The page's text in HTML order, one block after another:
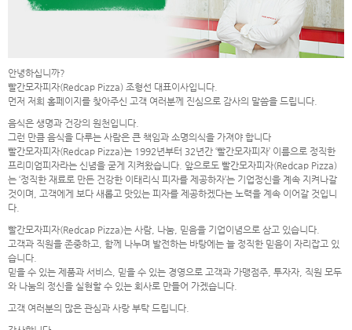
안녕하십니까?
빨간모자피자(Redcap Pizza) 조형선 대표이사입니다.
먼저 저희 홈페이지를 찾아주신 고객 여러분께 진심으로 감사의 말씀을 드립니다.
음식은 생명과 건강의 원천입니다.
그런 만큼 음식을 다루는 사람은 큰 책임과 소명의식을 가져야 합니다
빨간모자피자(Redcap Pizza)는 1992년부터 32년간 ‘빨간모자피자’ 이름으로 정직한
프리미엄피자라는 신념을 굳게 지켜왔습니다. 앞으로도 빨간모자피자(Redcap Pizza)
는 ‘정직한 재료로 만든 건강한 이태리식 피자를 제공하자’는 기업정신을 계속 지켜나갈
것이며, 고객에게 보다 새롭고 맛있는 피자를 제공하겠다는 노력을 계속 이어갈 것입니
다.
빨간모자피자(Redcap Pizza)는 사람, 나눔, 믿음을 기업이념으로 삼고 있습니다.
고객과 직원을 존중하고, 함께 나누며 발전하는 바탕에는 늘 정직한 믿음이 자리잡고 있
습니다.
믿을 수 있는 제품과 서비스, 믿을 수 있는 경영으로 고객과 가맹점주, 투자자, 직원 모두
와 나눔의 정신을 실현할 수 있는 회사로 만들어 가겠습니다.
고객 여러분의 많은 관심과 사랑 부탁 드립니다.